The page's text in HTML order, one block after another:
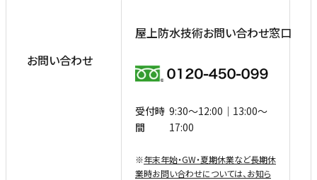
お問い合わせ
屋上防水技術お問い合わせ窓口
受付時
間
9:30〜12:00｜13:00〜
17:00
※年末年始・GW・夏期休業など⻑期休
業時お問い合わせについては、お知ら